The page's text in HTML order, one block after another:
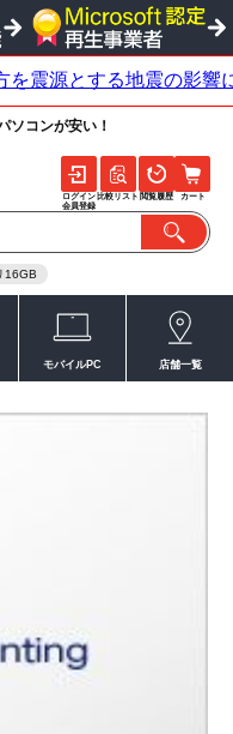
ソコンが安い！
16GB
ログイン
会員登録
比較リスト 閲覧履歴 カート
モバイルPC 店舗一覧